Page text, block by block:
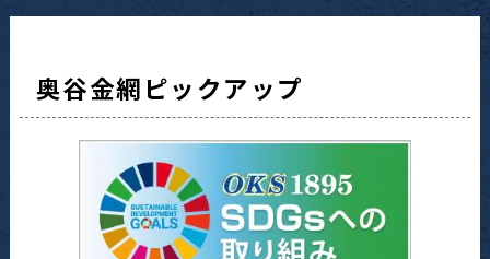
奥谷金網ピックアップ